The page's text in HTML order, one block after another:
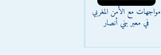
مواجهات مع الأمن المغربي
في معبر بني أنصار